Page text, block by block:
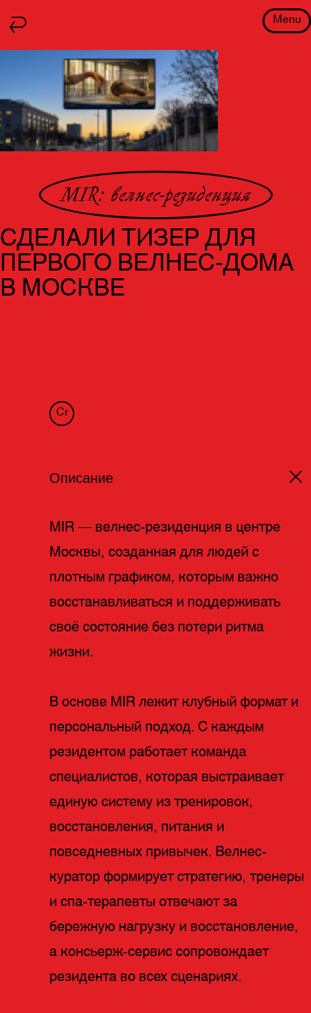
Menu
MIR: велнес-резиденция
СДЕЛАЛИ ТИЗЕР ДЛЯ
ПЕРВОГО ВЕЛНЕС-ДОМА
В МОСКВЕ
Cr
Описание
MIR — велнес-резиденция в центре
Москвы, созданная для людей с
плотным графиком, которым важно
восстанавливаться и поддерживать
своё состояние без потери ритма
жизни.
В основе MIR лежит клубный формат и
персональный подход. С каждым
резидентом работает команда
специалистов, которая выстраивает
единую систему из тренировок,
восстановления, питания и
повседневных привычек. Велнес-
куратор формирует стратегию, тренеры
и спа-терапевты отвечают за
бережную нагрузку и восстановление,
а консьерж-сервис сопровождает
резидента во всех сценариях.